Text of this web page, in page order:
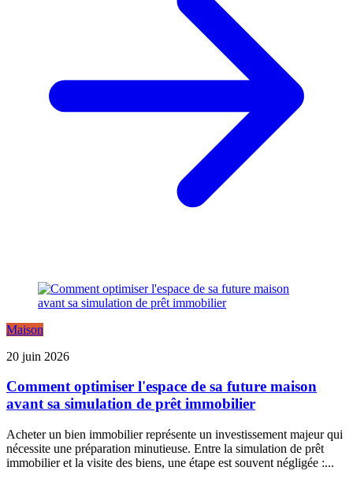
Maison
20 juin 2026
Comment optimiser l'espace de sa future maison
avant sa simulation de prêt immobilier
Acheter un bien immobilier représente un investissement majeur qui
nécessite une préparation minutieuse. Entre la simulation de prêt
immobilier et la visite des biens, une étape est souvent négligée :...